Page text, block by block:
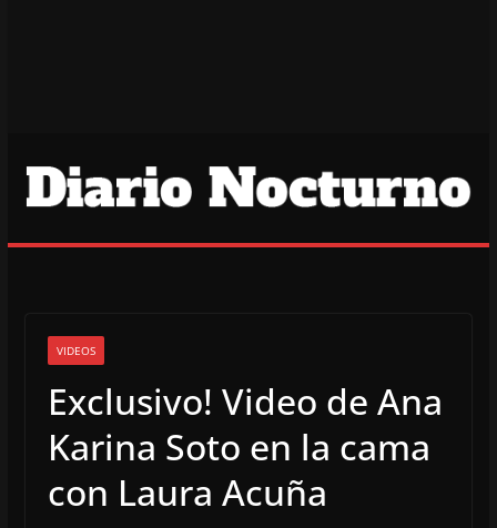
VIDEOS
Exclusivo! Video de Ana
Karina Soto en la cama
con Laura Acuña